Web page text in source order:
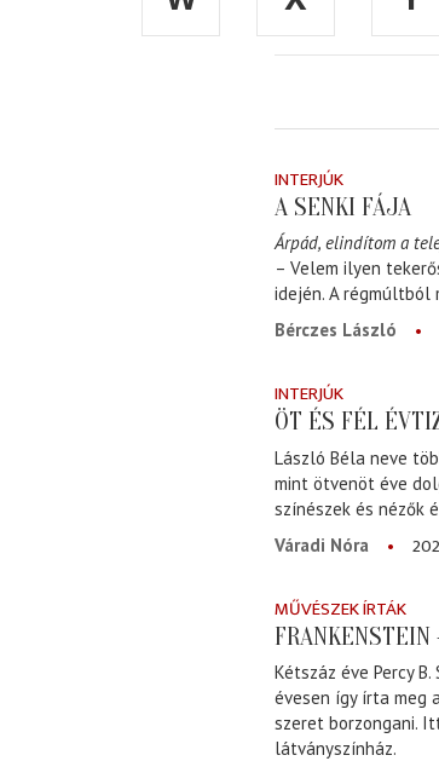
INTERJÚK
A SENKI FÁJA
Árpád, elindítom a
– Velem ilyen
idején. A régmúltból
Bérczes László
INTERJÚK
ÖT ÉS FÉL
László Béla neve
mint ötvenöt éve
színészek és nézők
Váradi Nóra
MŰVÉSZEK ÍRTÁK
FRANKENSTEIN
Kétszáz éve Percy
évesen így írta meg
szeret borzongani.
látványszínház.